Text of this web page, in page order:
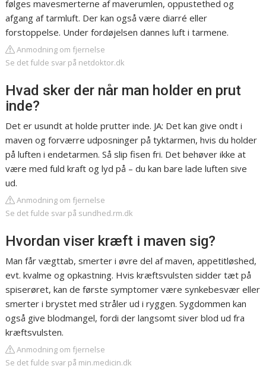
følges mavesmerterne af maverumlen, oppustethed og
afgang af tarmluft. Der kan også være diarré eller
forstoppelse. Under fordøjelsen dannes luft i tarmene.
Anmodning om fjernelse
Se det fulde svar på netdoktor.dk
Hvad sker der når man holder en prut
inde?
Det er usundt at holde prutter inde. JA: Det kan give ondt i
maven og forværre udposninger på tyktarmen, hvis du holder
på luften i endetarmen. Så slip fisen fri. Det behøver ikke at
være med fuld kraft og lyd på – du kan bare lade luften sive
ud.
Anmodning om fjernelse
Se det fulde svar på sundhed.rm.dk
Hvordan viser kræft i maven sig?
Man får vægttab, smerter i øvre del af maven, appetitløshed,
evt. kvalme og opkastning. Hvis kræftsvulsten sidder tæt på
spiserøret, kan de første symptomer være synkebesvær eller
smerter i brystet med stråler ud i ryggen. Sygdommen kan
også give blodmangel, fordi der langsomt siver blod ud fra
kræftsvulsten.
Anmodning om fjernelse
Se det fulde svar på min.medicin.dk